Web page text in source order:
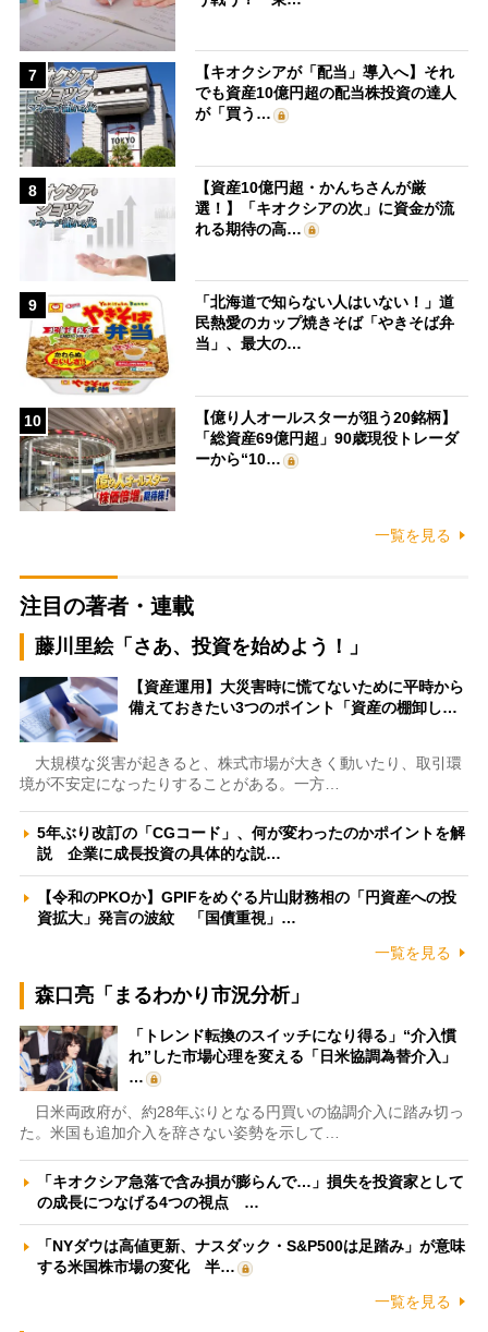
7
【キオクシアが「配当」導入へ】それ
でも資産10億円超の配当株投資の達人
が「買う…
8
【資産10億円超・かんちさんが厳
選！】「キオクシアの次」に資金が流
れる期待の高…
9
「北海道で知らない人はいない！」道
民熱愛のカップ焼きそば「やきそば弁
当」、最大の…
10
【億り人オールスターが狙う20銘柄】
「総資産69億円超」90歳現役トレーダ
ーから“10…
一覧を見る
注目の著者・連載
藤川里絵「さあ、投資を始めよう！」
【資産運用】大災害時に慌てないために平時から
備えておきたい3つのポイント「資産の棚卸し…
大規模な災害が起きると、株式市場が大きく動いたり、取引環
境が不安定になったりすることがある。一方…
5年ぶり改訂の「CGコード」、何が変わったのかポイントを解
説 企業に成長投資の具体的な説…
【令和のPKOか】GPIFをめぐる片山財務相の「円資産への投
資拡大」発言の波紋 「国債重視」…
一覧を見る
森口亮「まるわかり市況分析」
「トレンド転換のスイッチになり得る」“介入慣
れ”した市場心理を変える「日米協調為替介入」
…
日米両政府が、約28年ぶりとなる円買いの協調介入に踏み切っ
た。米国も追加介入を辞さない姿勢を示して…
「キオクシア急落で含み損が膨らんで…」損失を投資家として
の成長につなげる4つの視点 …
「NYダウは高値更新、ナスダック・S&P500は足踏み」が意味
する米国株市場の変化 半…
一覧を見る